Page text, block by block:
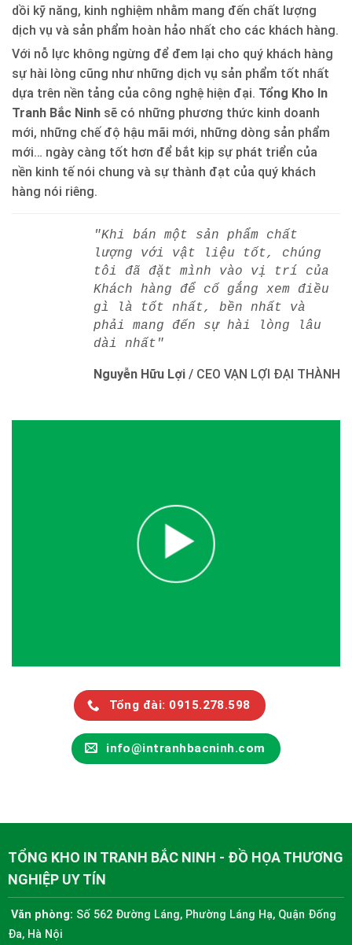
dồi kỹ năng, kinh nghiệm nhằm mang đến chất lượng
dịch vụ và sản phẩm hoàn hảo nhất cho các khách hàng.
Với nỗ lực không ngừng để đem lại cho quý khách hàng
sự hài lòng cũng như những dịch vụ sản phẩm tốt nhất
dựa trên nền tảng của công nghệ hiện đại. Tổng Kho In
Tranh Bắc Ninh sẽ có những phương thức kinh doanh
mới, những chế độ hậu mãi mới, những dòng sản phẩm
mới… ngày càng tốt hơn để bắt kịp sự phát triển của
nền kinh tế nói chung và sự thành đạt của quý khách
hàng nói riêng.
"Khi bán một sản phẩm chất
lượng với vật liệu tốt, chúng
tôi đã đặt mình vào vị trí của
Khách hàng để cố gắng xem điều
gì là tốt nhất, bền nhất và
phải mang đến sự hài lòng lâu
dài nhất"
Nguyễn Hữu Lợi / CEO VẠN LỢI ĐẠI THÀNH
Tổng đài: 0915.278.598
info@intranhbacninh.com
TỔNG KHO IN TRANH BẮC NINH - ĐỒ HỌA THƯƠNG
NGHIỆP UY TÍN
Văn phòng: Số 562 Đường Láng, Phường Láng Hạ, Quận Đống
Đa, Hà Nội